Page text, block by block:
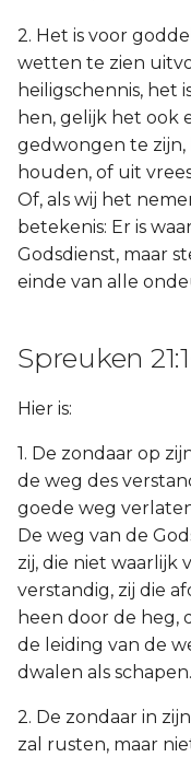
2. Het is voor
wetten te zien
heiligschennis, het
hen, gelijk het ook
gedwongen te
houden, of uit
Of, als wij het
betekenis: Er is
Godsdienst, maar
einde van alle
Spreuken
Hier is:
1. De zondaar op
de weg des
goede weg
De weg van de
zij, die niet waarlijk
verstandig, zij die
heen door de heg,
de leiding van de
dwalen als schapen.
2. De zondaar in
zal rusten, maar